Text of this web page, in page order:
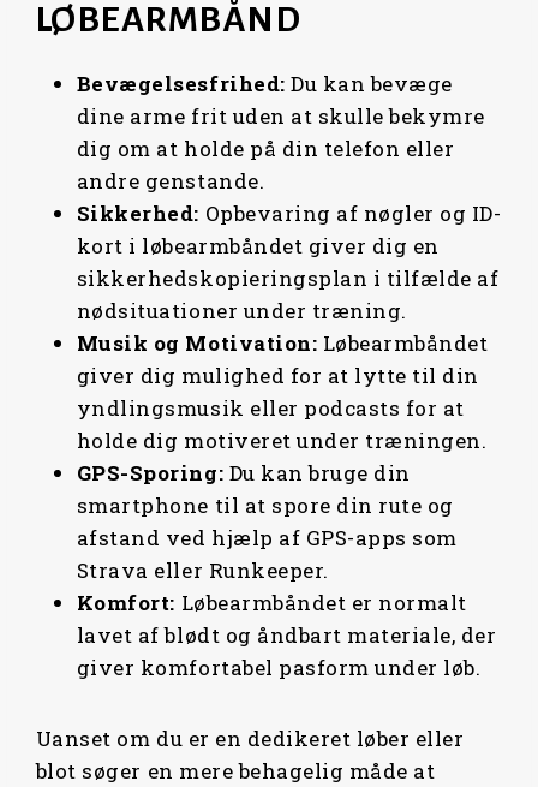
LØBEARMBÅND
Bevægelsesfrihed: Du kan bevæge
dine arme frit uden at skulle bekymre
dig om at holde på din telefon eller
andre genstande.
Sikkerhed: Opbevaring af nøgler og ID-
kort i løbearmbåndet giver dig en
sikkerhedskopieringsplan i tilfælde af
nødsituationer under træning.
Musik og Motivation: Løbearmbåndet
giver dig mulighed for at lytte til din
yndlingsmusik eller podcasts for at
holde dig motiveret under træningen.
GPS-Sporing: Du kan bruge din
smartphone til at spore din rute og
afstand ved hjælp af GPS-apps som
Strava eller Runkeeper.
Komfort: Løbearmbåndet er normalt
lavet af blødt og åndbart materiale, der
giver komfortabel pasform under løb.
Uanset om du er en dedikeret løber eller
blot søger en mere behagelig måde at